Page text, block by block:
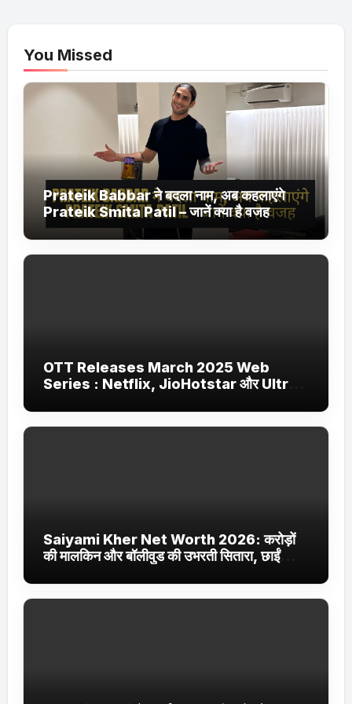
You Missed
Prateik Babbar ने बदला नाम, अब कहलाएंगे
Prateik Smita Patil – जानें क्या है वजह
OTT Releases March 2025 Web
Series : Netflix, JioHotstar और Ultra
Saiyami Kher Net Worth 2026: करोड़ों
की मालकिन और बॉलीवुड की उभरती सितारा, छाईं